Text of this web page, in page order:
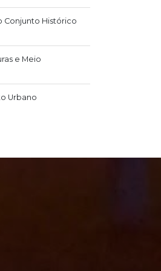
Conjunto Histórico
e Meio
Urbano